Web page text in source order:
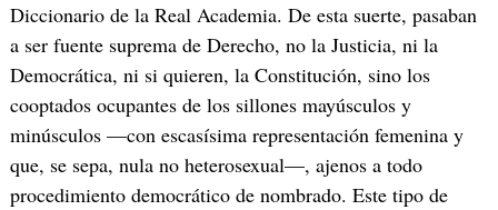
Diccionario de la Real Academia. De esta suerte, pasaban
a ser fuente suprema de Derecho, no la Justicia, ni la
Democrática, ni si quieren, la Constitución, sino los
cooptados ocupantes de los sillones mayúsculos y
minúsculos —con escasísima representación femenina y
que, se sepa, nula no heterosexual—, ajenos a todo
procedimiento democrático de nombrado. Este tipo de